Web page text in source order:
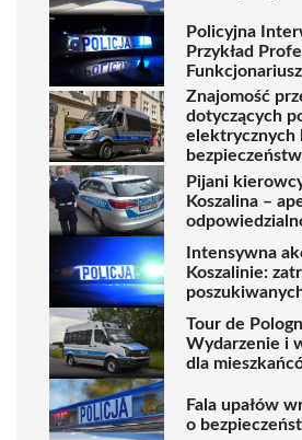
Policyjna
Przykład
Znajomość
dotyczących
elektrycznych
Pijani
Koszalina –
Intensywna
Koszalinie:
Tour de
Wydarzenie i
dla
Fala upałów
o